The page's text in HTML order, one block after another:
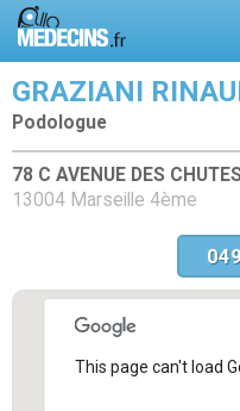
GRAZIANI
Podologue
78 C AVENUE DES
13004 Marseille 4ème
This page can't load